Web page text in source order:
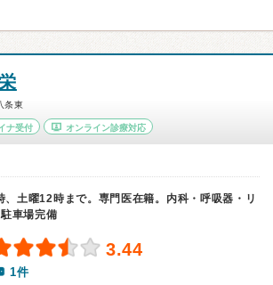
条東
ナ受付 オンライン診療対応
土曜12時まで。専門医在籍。内科・呼吸器・リ
車場完備
3.44
1件